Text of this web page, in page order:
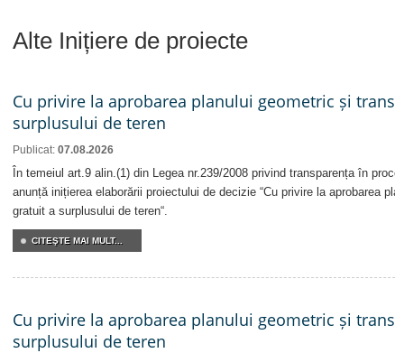
Alte Inițiere de proiecte
Cu privire la aprobarea planului geometric și
surplusului de teren
Publicat: 07.08.2026
În temeiul art.9 alin.(1) din Legea nr.239/2008 privind transparența în
anunță inițierea elaborării proiectului de decizie “Cu privire la aprobarea
gratuit a surplusului de teren“.
CITEŞTE MAI MULT...
Cu privire la aprobarea planului geometric și
surplusului de teren